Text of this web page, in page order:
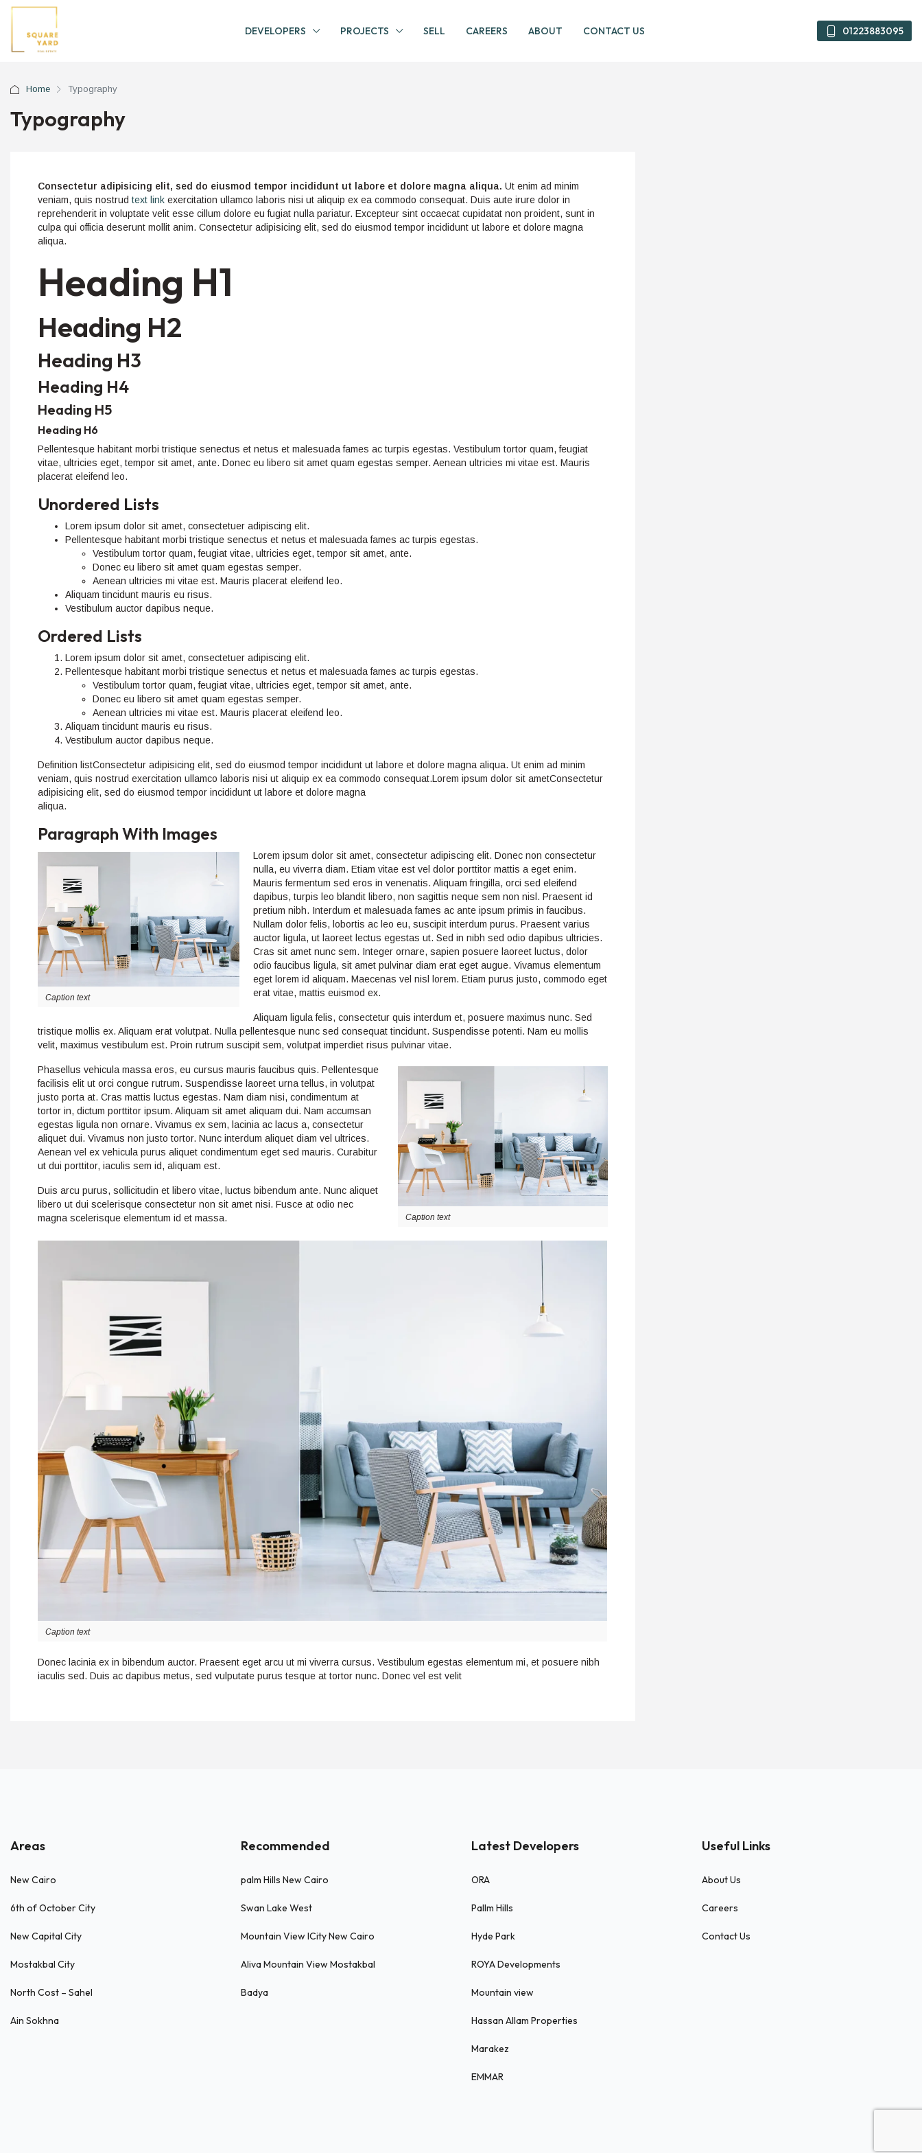
DEVELOPERS PROJECTS SELL CAREERS ABOUT CONTACT US 01223883095
Home Typography
Typography
Consectetur adipisicing elit, sed do eiusmod tempor incididunt ut labore et dolore magna aliqua. Ut enim ad minim
veniam, quis nostrud text link exercitation ullamco laboris nisi ut aliquip ex ea commodo consequat. Duis aute irure dolor in
reprehenderit in voluptate velit esse cillum dolore eu fugiat nulla pariatur. Excepteur sint occaecat cupidatat non proident, sunt in
culpa qui officia deserunt mollit anim. Consectetur adipisicing elit, sed do eiusmod tempor incididunt ut labore et dolore magna
aliqua.
Heading H1
Heading H2
Heading H3
Heading H4
Heading H5
Heading H6
Pellentesque habitant morbi tristique senectus et netus et malesuada fames ac turpis egestas. Vestibulum tortor quam, feugiat
vitae, ultricies eget, tempor sit amet, ante. Donec eu libero sit amet quam egestas semper. Aenean ultricies mi vitae est. Mauris
placerat eleifend leo.
Unordered Lists
Lorem ipsum dolor sit amet, consectetuer adipiscing elit.
Pellentesque habitant morbi tristique senectus et netus et malesuada fames ac turpis egestas.
Vestibulum tortor quam, feugiat vitae, ultricies eget, tempor sit amet, ante.
Donec eu libero sit amet quam egestas semper.
Aenean ultricies mi vitae est. Mauris placerat eleifend leo.
Aliquam tincidunt mauris eu risus.
Vestibulum auctor dapibus neque.
Ordered Lists
Lorem ipsum dolor sit amet, consectetuer adipiscing elit.
Pellentesque habitant morbi tristique senectus et netus et malesuada fames ac turpis egestas.
Vestibulum tortor quam, feugiat vitae, ultricies eget, tempor sit amet, ante.
Donec eu libero sit amet quam egestas semper.
Aenean ultricies mi vitae est. Mauris placerat eleifend leo.
Aliquam tincidunt mauris eu risus.
Vestibulum auctor dapibus neque.
Definition listConsectetur adipisicing elit, sed do eiusmod tempor incididunt ut labore et dolore magna aliqua. Ut enim ad minim
veniam, quis nostrud exercitation ullamco laboris nisi ut aliquip ex ea commodo consequat.Lorem ipsum dolor sit ametConsectetur
adipisicing elit, sed do eiusmod tempor incididunt ut labore et dolore magna
aliqua.
Paragraph With Images
Caption text
Lorem ipsum dolor sit amet, consectetur adipiscing elit. Donec non consectetur
nulla, eu viverra diam. Etiam vitae est vel dolor porttitor mattis a eget enim.
Mauris fermentum sed eros in venenatis. Aliquam fringilla, orci sed eleifend
dapibus, turpis leo blandit libero, non sagittis neque sem non nisl. Praesent id
pretium nibh. Interdum et malesuada fames ac ante ipsum primis in faucibus.
Nullam dolor felis, lobortis ac leo eu, suscipit interdum purus. Praesent varius
auctor ligula, ut laoreet lectus egestas ut. Sed in nibh sed odio dapibus ultricies.
Cras sit amet nunc sem. Integer ornare, sapien posuere laoreet luctus, dolor
odio faucibus ligula, sit amet pulvinar diam erat eget augue. Vivamus elementum
eget lorem id aliquam. Maecenas vel nisl lorem. Etiam purus justo, commodo eget
erat vitae, mattis euismod ex.
Aliquam ligula felis, consectetur quis interdum et, posuere maximus nunc. Sed
tristique mollis ex. Aliquam erat volutpat. Nulla pellentesque nunc sed consequat tincidunt. Suspendisse potenti. Nam eu mollis
velit, maximus vestibulum est. Proin rutrum suscipit sem, volutpat imperdiet risus pulvinar vitae.
Caption text
Phasellus vehicula massa eros, eu cursus mauris faucibus quis. Pellentesque
facilisis elit ut orci congue rutrum. Suspendisse laoreet urna tellus, in volutpat
justo porta at. Cras mattis luctus egestas. Nam diam nisi, condimentum at
tortor in, dictum porttitor ipsum. Aliquam sit amet aliquam dui. Nam accumsan
egestas ligula non ornare. Vivamus ex sem, lacinia ac lacus a, consectetur
aliquet dui. Vivamus non justo tortor. Nunc interdum aliquet diam vel ultrices.
Aenean vel ex vehicula purus aliquet condimentum eget sed mauris. Curabitur
ut dui porttitor, iaculis sem id, aliquam est.
Duis arcu purus, sollicitudin et libero vitae, luctus bibendum ante. Nunc aliquet
libero ut dui scelerisque consectetur non sit amet nisi. Fusce at odio nec
magna scelerisque elementum id et massa.
Caption text
Donec lacinia ex in bibendum auctor. Praesent eget arcu ut mi viverra cursus. Vestibulum egestas elementum mi, et posuere nibh
iaculis sed. Duis ac dapibus metus, sed vulputate purus tesque at tortor nunc. Donec vel est velit
Areas
New Cairo
6th of October City
New Capital City
Mostakbal City
North Cost – Sahel
Ain Sokhna
Recommended
palm Hills New Cairo
Swan Lake West
Mountain View ICity New Cairo
Aliva Mountain View Mostakbal
Badya
Latest Developers
ORA
Pallm Hills
Hyde Park
ROYA Developments
Mountain view
Hassan Allam Properties
Marakez
EMMAR
Useful Links
About Us
Careers
Contact Us